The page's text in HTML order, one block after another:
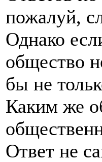
пожалуй,
Однако
общество
бы не
Каким же
Ответ не